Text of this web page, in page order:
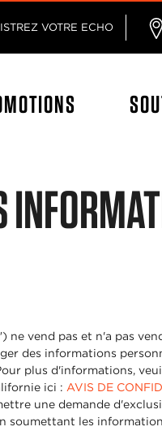
VOTRE ECHO
ne vend pas et n'a pas
des informations
plus d'informations,
ici : AVIS DE
une demande
les